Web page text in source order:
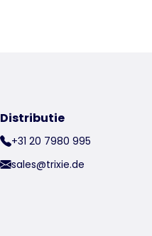
Distributie
+31 20 7980 995
sales@trixie.de